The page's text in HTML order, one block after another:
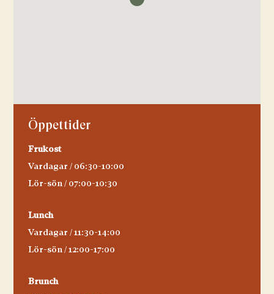
Öppettider
Frukost
Vardagar / 06:30-10:00
Lör-sön / 07:00-10:30
Lunch
Vardagar / 11:30-14:00
Lör-sön / 12:00-17:00
Brunch